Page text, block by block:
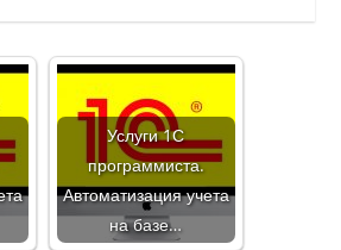
Услуги 1С
программиста.
Автоматизация учета
на базе…